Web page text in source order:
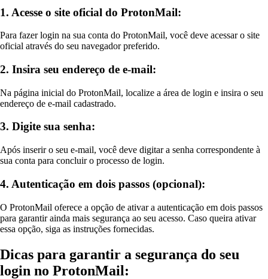
1. Acesse o site oficial do ProtonMail:
Para fazer login na sua conta do ProtonMail, você deve acessar o site
oficial através do seu navegador preferido.
2. Insira seu endereço de e-mail:
Na página inicial do ProtonMail, localize a área de login e insira o seu
endereço de e-mail cadastrado.
3. Digite sua senha:
Após inserir o seu e-mail, você deve digitar a senha correspondente à
sua conta para concluir o processo de login.
4. Autenticação em dois passos (opcional):
O ProtonMail oferece a opção de ativar a autenticação em dois passos
para garantir ainda mais segurança ao seu acesso. Caso queira ativar
essa opção, siga as instruções fornecidas.
Dicas para garantir a segurança do seu
login no ProtonMail: